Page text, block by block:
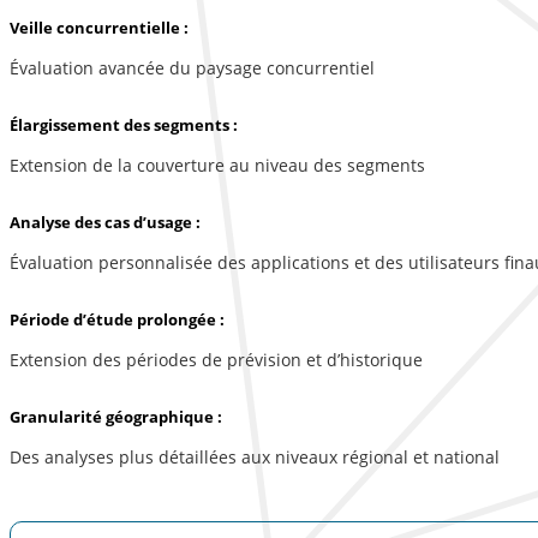
Veille concurrentielle :
Évaluation avancée du paysage concurrentiel
Élargissement des segments :
Extension de la couverture au niveau des segments
Analyse des cas d’usage :
Évaluation personnalisée des applications et des utilisateurs
Période d’étude prolongée :
Extension des périodes de prévision et d’historique
Granularité géographique :
Des analyses plus détaillées aux niveaux régional et national